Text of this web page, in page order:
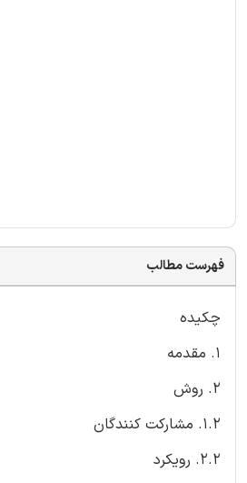
فهرست مطالب
چکیده
1. مقدمه
2. روش
1.2. مشارکت کنندگان
2.2. رویکرد